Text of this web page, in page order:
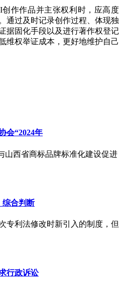
作作品并主张权利时，应高度
通过及时记录创作过程、体现独
据固化手段以及进行著作权登记
维权举证成本，更好地维护自己
会“2024年
山西省商标品牌标准化建设促进
综合判断
专利法修改时新引入的制度，但
行政诉讼